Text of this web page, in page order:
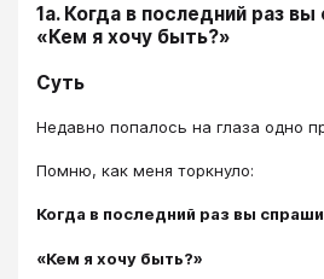
1а. Когда в последний раз
«Кем я хочу быть?»
Суть
Недавно попалось на глаза одно
Помню, как меня торкнуло:
Когда в последний раз вы
«Кем я хочу быть?»